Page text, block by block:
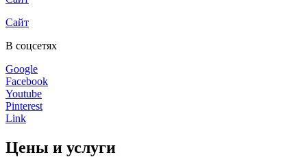
Сайт
В соцсетях
Google
Facebook
Youtube
Pinterest
Link
Цены и услуги